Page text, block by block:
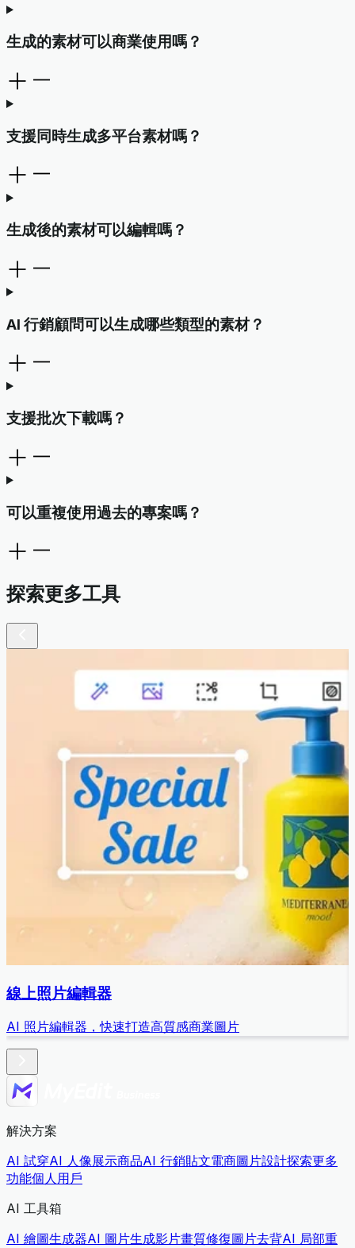
生成的素材可以商業使用嗎？
支援同時生成多平台素材嗎？
生成後的素材可以編輯嗎？
AI 行銷顧問可以生成哪些類型的素材？
支援批次下載嗎？
可以重複使用過去的專案嗎？
探索更多工具
線上照片編輯器
AI 照片編輯器，快速打造高質感商業圖片
解決方案
AI 試穿AI 人像展示商品AI 行銷貼文電商圖片設計探索更多
功能個人用戶
AI 工具箱
AI 繪圖生成器AI 圖片生成影片畫質修復圖片去背AI 局部重